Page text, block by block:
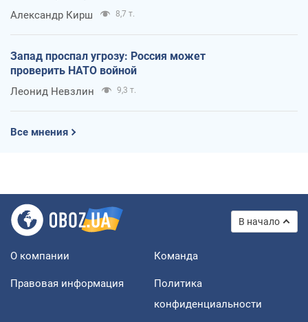
Александр Кирш 8,7 т.
Запад проспал угрозу: Россия может
проверить НАТО войной
Леонид Невзлин 9,3 т.
Все мнения
В начало
О компании Команда
Правовая информация
Политика
конфиденциальности